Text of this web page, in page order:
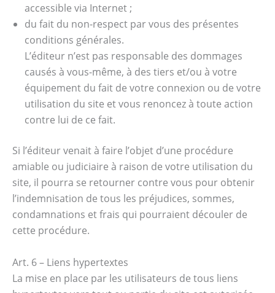
accessible via Internet ;
du fait du non-respect par vous des présentes
conditions générales.
L’éditeur n’est pas responsable des dommages
causés à vous-même, à des tiers et/ou à votre
équipement du fait de votre connexion ou de votre
utilisation du site et vous renoncez à toute action
contre lui de ce fait.
Si l’éditeur venait à faire l’objet d’une procédure
amiable ou judiciaire à raison de votre utilisation du
site, il pourra se retourner contre vous pour obtenir
l’indemnisation de tous les préjudices, sommes,
condamnations et frais qui pourraient découler de
cette procédure.
Art. 6 – Liens hypertextes
La mise en place par les utilisateurs de tous liens